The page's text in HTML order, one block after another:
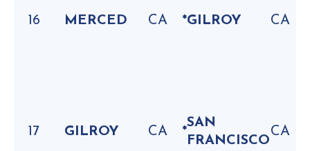
16 MERCED CA *GILROY CA
17 GILROY CA *
SAN
FRANCISCO
CA